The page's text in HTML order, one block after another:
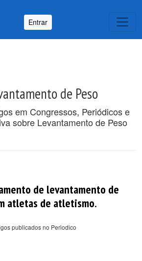
Entrar
de Peso
em Congressos, Periódicos e
sobre Levantamento de Peso
de levantamento de
atletas de atletismo.
publicados no Periodico